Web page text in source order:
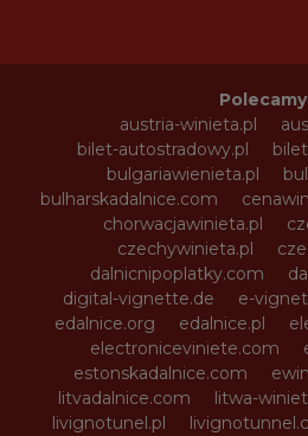
austria-winieta.pl
bilet-autostradowy.pl
bulgariawienieta.pl
bulharskadalnice.com
chorwacjawinieta.pl
czechywinieta.pl
dalnicnipoplatky.com
digital-vignette.de
e-
edalnice.org
edalnice.pl
electroniceviniete.com
estonskadalnice.com
litvadalnice.com
litwa-
livignotunel.pl